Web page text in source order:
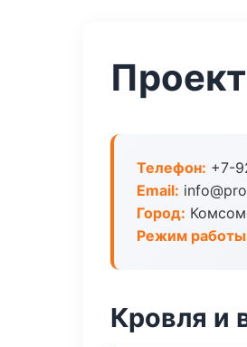
Телефон: +7-
Email:
Город:
Режим
Кровля и